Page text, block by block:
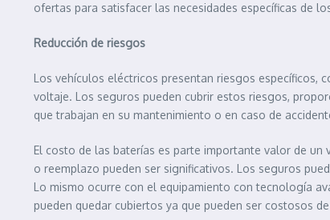
ofertas para satisfacer las necesidades específicas de
Reducción de riesgos
Los vehículos eléctricos presentan riesgos específicos,
voltaje. Los seguros pueden cubrir estos riesgos,
que trabajan en su mantenimiento o en caso de
El costo de las baterías es parte importante valor de
o reemplazo pueden ser significativos. Los seguros
Lo mismo ocurre con el equipamiento con tecnología
pueden quedar cubiertos ya que pueden ser costosos